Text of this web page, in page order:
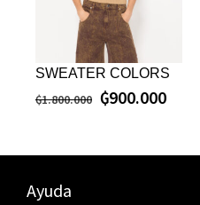
SWEATER COLORS
₲1.800.000 ₲900.000
Ayuda